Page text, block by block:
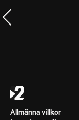
Allmänna villkor